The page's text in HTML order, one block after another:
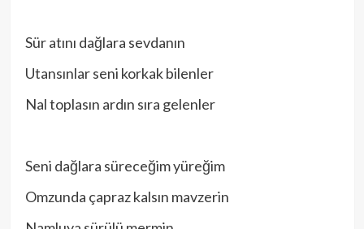
Sür atını dağlara sevdanın
Utansınlar seni korkak bilenler
Nal toplasın ardın sıra gelenler
Seni dağlara süreceğim yüreğim
Omzunda çapraz kalsın mavzerin